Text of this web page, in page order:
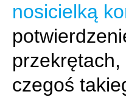
nosicielką
czegoś